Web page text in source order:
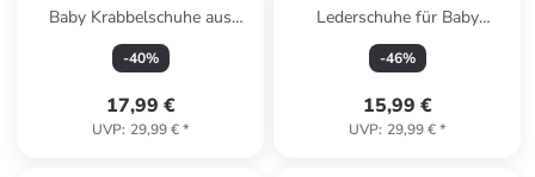
Baby Krabbelschuhe aus
Leder, weiche Lauflernschuhe
mit rutschfester Sohle
-40%
17,99 €
UVP: 29,99 €*
Lederschuhe für Baby
Kleinkinder, bequeme,
rutschfeste Sohlen - lila
-46%
15,99 €
UVP: 29,99 €*